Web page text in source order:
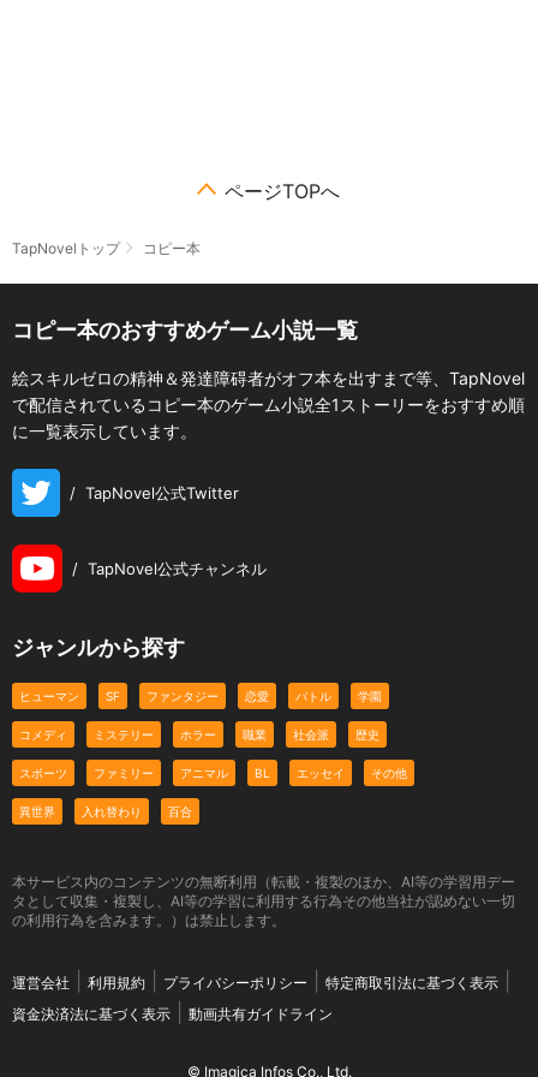
ページTOPへ
TapNovelトップ コピー本
コピー本のおすすめゲーム小説一覧
絵スキルゼロの精神＆発達障碍者がオフ本を出すまで等、TapNovel
で配信されているコピー本のゲーム小説全1ストーリーをおすすめ順
に一覧表示しています。
/ TapNovel公式Twitter
/ TapNovel公式チャンネル
ジャンルから探す
ヒューマン SF ファンタジー 恋愛 バトル 学園
コメディ ミステリー ホラー 職業 社会派 歴史
スポーツ ファミリー アニマル BL エッセイ その他
異世界 入れ替わり 百合
本サービス内のコンテンツの無断利用（転載・複製のほか、AI等の学習用デー
タとして収集・複製し、AI等の学習に利用する行為その他当社が認めない一切
の利用行為を含みます。）は禁止します。
運営会社 利用規約 プライバシーポリシー
特定商取引法に基づく表示
資金決済法に基づく表示
動画共有ガイドライン
© Imagica Infos Co., Ltd.